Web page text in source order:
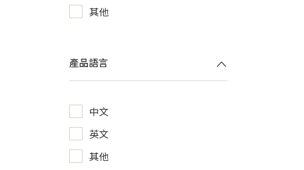
其他
產品語言
中文
英文
其他